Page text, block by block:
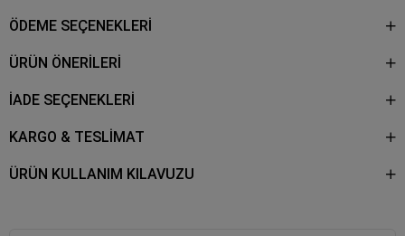
ÖDEME SEÇENEKLERI
ÜRÜN ÖNERILERI
İADE SEÇENEKLERİ
KARGO & TESLİMAT
ÜRÜN KULLANIM KILAVUZU